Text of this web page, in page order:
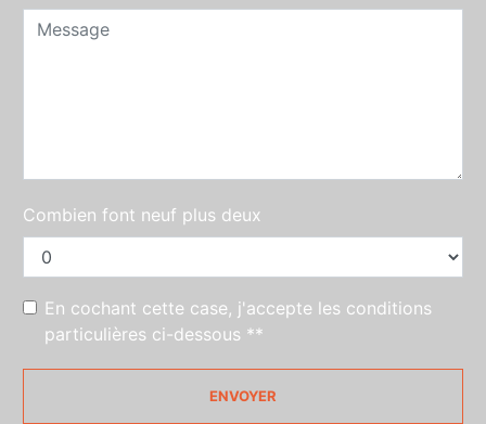
Combien font neuf plus deux
En cochant cette case, j'accepte les conditions
particulières ci-dessous **
ENVOYER